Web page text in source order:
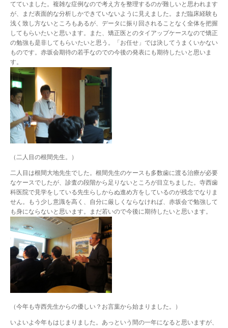
てていました。複雑な症例なので考え方を整理するのが難しいと思われます
が、まだ表面的な分析しかできていないように見えました。まだ臨床経験も
浅く致し方ないところもあるが、データに振り回されることなく全体を把握
してもらいたいと思います。また、矯正医とのタイアップケースなので矯正
の勉強も是非してもらいたいと思う。「お任せ」では決してうまくいかない
ものです。赤坂会期待の若手なのでの今後の発表にも期待したいと思いま
す。
（二人目の根間先生。）
二人目は根間大地先生でした。根間先生のケースも多数歯に渡る治療が必要
なケースでしたが、診査の段階から足りないところが目立ちました。寺西歯
科医院で見学をしている先生らしからぬ進め方をしているのが残念でなりま
せん。もう少し意識を高く、自分に厳しくならなければ、赤坂会で勉強して
も身にならないと思います。まだ若いので今後に期待したいと思います。
（今年も寺西先生からの優しい？お言葉から始まりました。）
いよいよ今年もはじまりました。あっという間の一年になると思いますが、